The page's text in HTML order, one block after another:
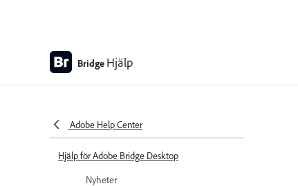
Bridge Hjälp
Adobe Help Center
Hjälp för Adobe Bridge Desktop
Nyheter